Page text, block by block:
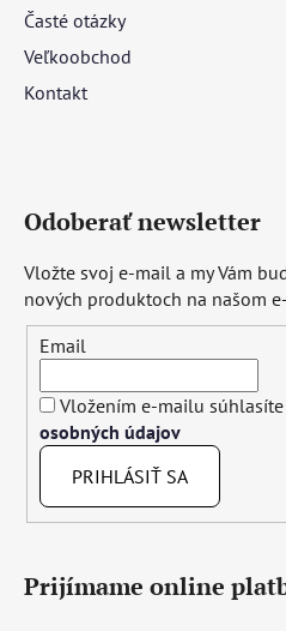
Časté otázky
Veľkoobchod
Kontakt
Odoberať newsletter
Vložte svoj e-mail a my Vám
nových produktoch na našom
Email
Vložením e-mailu súhlasíte
osobných údajov
PRIHLÁSIŤ SA
Prijímame online